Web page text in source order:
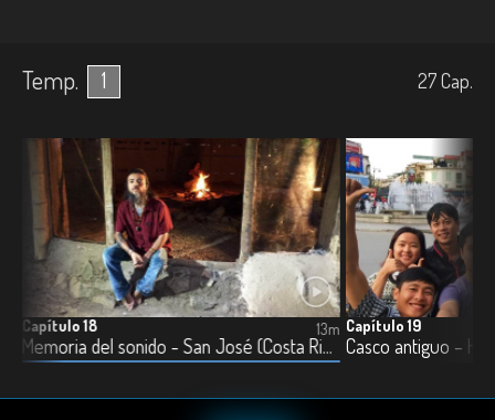
Temp. 1 27Cap.
Capítulo 18
Memoria del sonido - San José (Costa Rica)
13m Capítulo 19
Casco antiguo –